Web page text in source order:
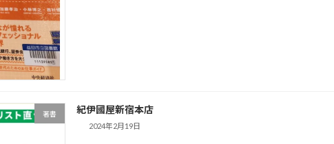
著書 紀伊國屋新宿本店
2024年2月19日